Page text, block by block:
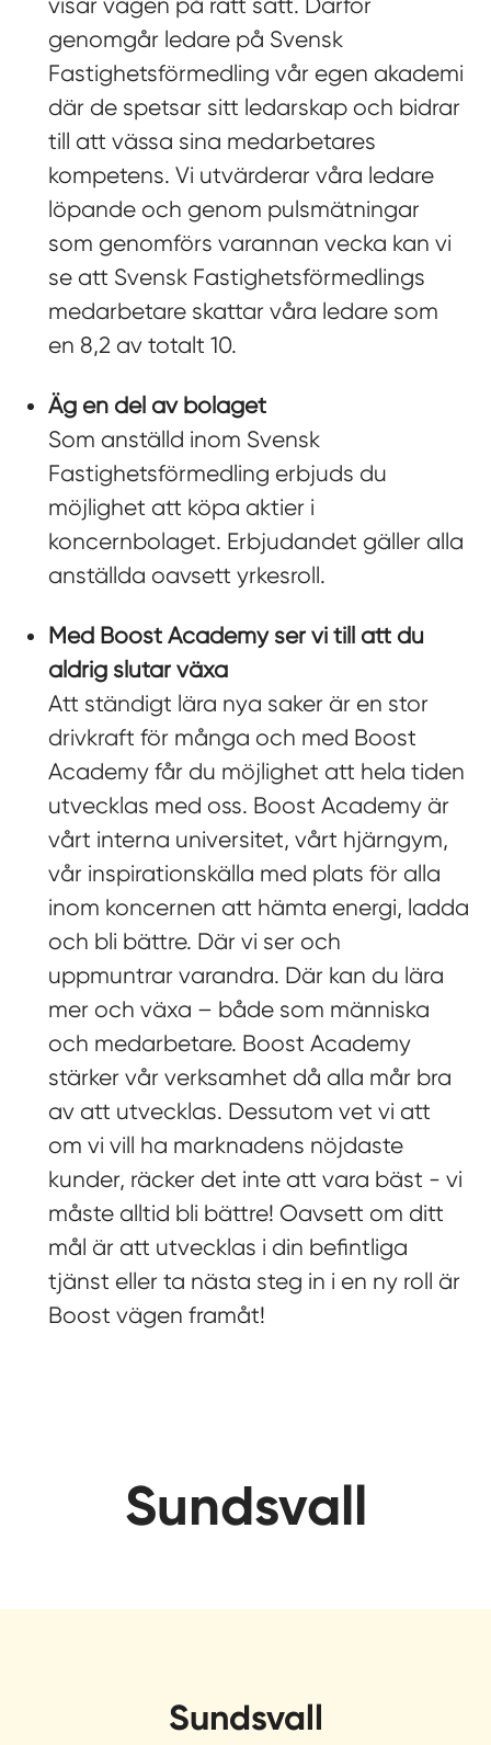
visar vägen på rätt sätt. Därför
genomgår ledare på Svensk
Fastighetsförmedling vår egen akademi
där de spetsar sitt ledarskap och bidrar
till att vässa sina medarbetares
kompetens. Vi utvärderar våra ledare
löpande och genom pulsmätningar
som genomförs varannan vecka kan vi
se att Svensk Fastighetsförmedlings
medarbetare skattar våra ledare som
en 8,2 av totalt 10.
Äg en del av bolaget
Som anställd inom Svensk
Fastighetsförmedling erbjuds du
möjlighet att köpa aktier i
koncernbolaget. Erbjudandet gäller alla
anställda oavsett yrkesroll.
Med Boost Academy ser vi till att du
aldrig slutar växa
Att ständigt lära nya saker är en stor
drivkraft för många och med Boost
Academy får du möjlighet att hela tiden
utvecklas med oss. Boost Academy är
vårt interna universitet, vårt hjärngym,
vår inspirationskälla med plats för alla
inom koncernen att hämta energi, ladda
och bli bättre. Där vi ser och
uppmuntrar varandra. Där kan du lära
mer och växa – både som människa
och medarbetare. Boost Academy
stärker vår verksamhet då alla mår bra
av att utvecklas. Dessutom vet vi att
om vi vill ha marknadens nöjdaste
kunder, räcker det inte att vara bäst - vi
måste alltid bli bättre! Oavsett om ditt
mål är att utvecklas i din befintliga
tjänst eller ta nästa steg in i en ny roll är
Boost vägen framåt!
Sundsvall
Sundsvall